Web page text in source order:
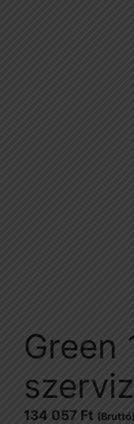
Green
134 057 Ft (Bruttó)